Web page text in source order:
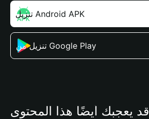
تنزيل Android APK
تنزيل من Google Play
قد يعجبك أيضًا هذا المحتوى